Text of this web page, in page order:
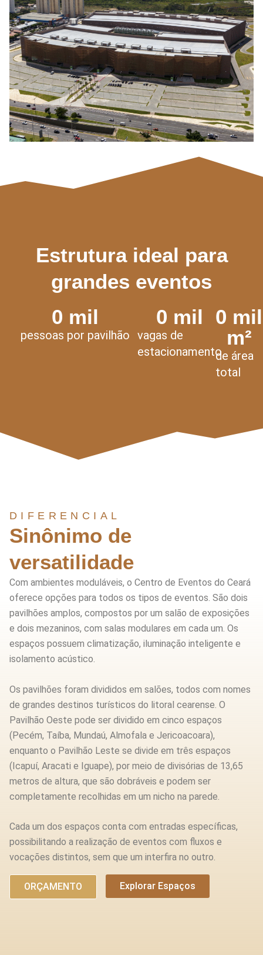
Estrutura ideal para
grandes eventos
pessoas por pavilhão
0 mil
vagas de
estacionamento
0 mil
de área
total
0
m²
DIFERENCIAL
Sinônimo de
versatilidade
Com ambientes moduláveis, o Centro de Eventos do Ceará
oferece opções para todos os tipos de eventos. São dois
pavilhões amplos, compostos por um salão de exposições
e dois mezaninos, com salas modulares em cada um. Os
espaços possuem climatização, iluminação inteligente e
isolamento acústico.
Os pavilhões foram divididos em salões, todos com nomes
de grandes destinos turísticos do litoral cearense. O
Pavilhão Oeste pode ser dividido em cinco espaços
(Pecém, Taíba, Mundaú, Almofala e Jericoacoara),
enquanto o Pavilhão Leste se divide em três espaços
(Icapuí, Aracati e Iguape), por meio de divisórias de 13,65
metros de altura, que são dobráveis e podem ser
completamente recolhidas em um nicho na parede.
Cada um dos espaços conta com entradas específicas,
possibilitando a realização de eventos com fluxos e
vocações distintos, sem que um interfira no outro.
ORÇAMENTO Explorar Espaços